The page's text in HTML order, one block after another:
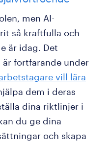
men AI-
så kraftfulla och
är idag. Det
är fortfarande under
vill lära
dem i deras
dina riktlinjer i
du ge dina
och skapa